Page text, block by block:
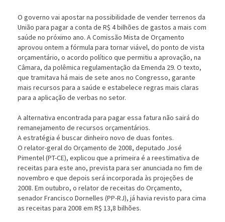
O governo vai apostar na possibilidade de vender terrenos da
União para pagar a conta de R$ 4 bilhões de gastos a mais com
saúde no próximo ano. A Comissão Mista de Orçamento
aprovou ontem a fórmula para tornar viável, do ponto de vista
orçamentário, o acordo político que permitiu a aprovação, na
Câmara, da polêmica regulamentação da Emenda 29. O texto,
que tramitava há mais de sete anos no Congresso, garante
mais recursos para a saúde e estabelece regras mais claras
para a aplicação de verbas no setor.
A alternativa encontrada para pagar essa fatura não sairá do
remanejamento de recursos orçamentários.
A estratégia é buscar dinheiro novo de duas fontes.
O relator-geral do Orçamento de 2008, deputado José
Pimentel (PT-CE), explicou que a primeira é a reestimativa de
receitas para este ano, prevista para ser anunciada no fim de
novembro e que depois será incorporada às projeções de
2008. Em outubro, o relator de receitas do Orçamento,
senador Francisco Dornelles (PP-RJ), já havia revisto para cima
as receitas para 2008 em R$ 13,8 bilhões.